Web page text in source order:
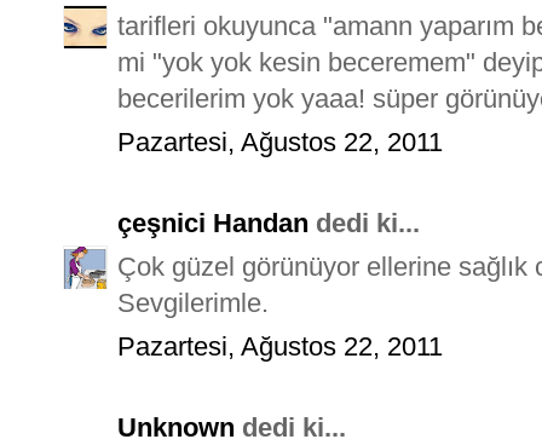
tarifleri okuyunca "amann yaparım
mi "yok yok kesin beceremem"
becerilerim yok yaaa! süper
Pazartesi, Ağustos 22, 2011
çeşnici Handan dedi ki...
Çok güzel görünüyor ellerine sağlık
Sevgilerimle.
Pazartesi, Ağustos 22, 2011
Unknown dedi ki...